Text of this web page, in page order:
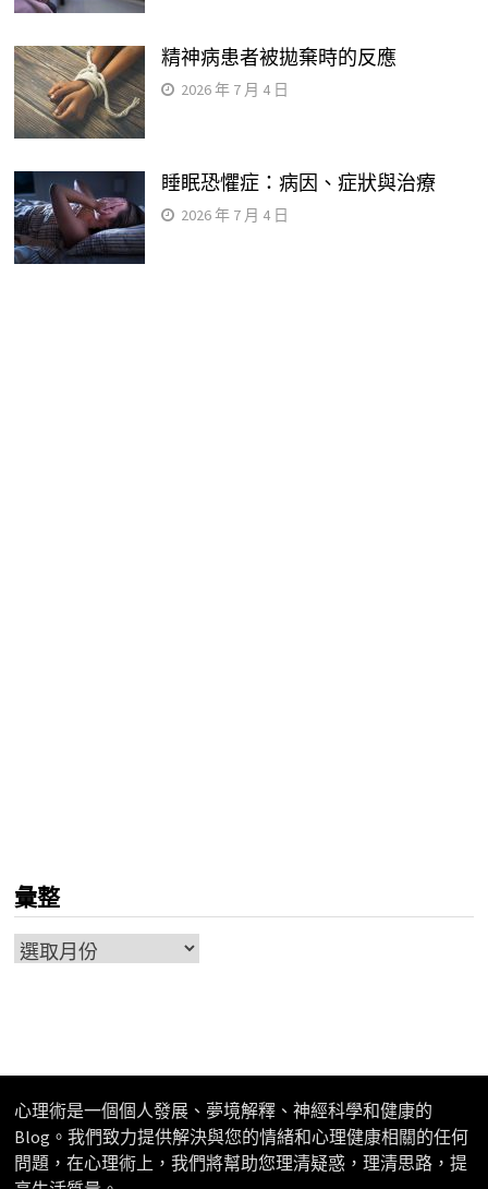
精神病患者被拋棄時的反應
2026 年 7 月 4 日
睡眠恐懼症：病因、症狀與治療
2026 年 7 月 4 日
彙整
彙
心理術是一個個人發展、夢境解釋、神經科學和健康的
Blog。我們致力提供解決與您的情緒和心理健康相關的任何
問題，在心理術上，我們將幫助您理清疑惑，理清思路，提